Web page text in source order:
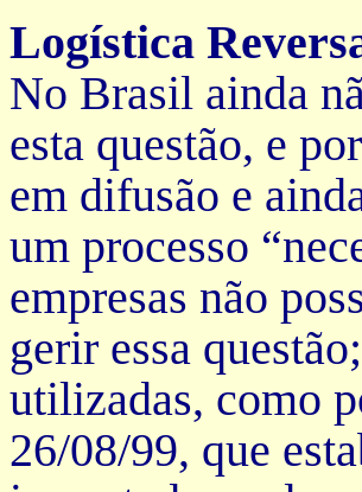
Logística
No Brasil ainda
esta questão, e
em difusão e
um processo
empresas não
gerir essa
utilizadas, como
26/08/99, que